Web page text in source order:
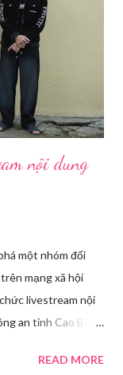
biệt Hiện nay,
hay game thủ
giáo viên,
chọn đúng phần
nội dung
một nhóm đối
mạng xã hội
livestream nội
an tỉnh Cao Bằng
bá văn hóa
READ MORE